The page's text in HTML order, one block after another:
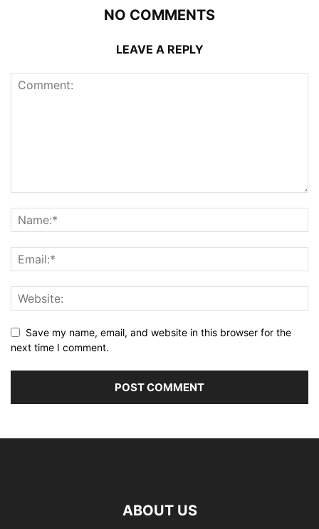
NO COMMENTS
LEAVE A REPLY
Save my name, email, and website in this browser for the
next time I comment.
ABOUT US